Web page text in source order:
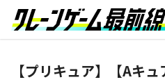
【プリキュア】【Aキ